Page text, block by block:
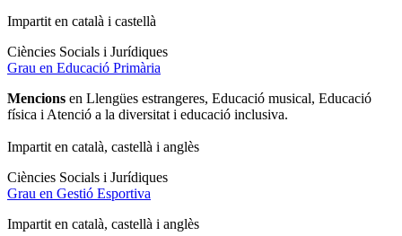
Impartit en català i castellà
Ciències Socials i Jurídiques
Grau en Educació Primària
Mencions en Llengües estrangeres, Educació musical, Educació
física i Atenció a la diversitat i educació inclusiva.
Impartit en català, castellà i anglès
Ciències Socials i Jurídiques
Grau en Gestió Esportiva
Impartit en català, castellà i anglès